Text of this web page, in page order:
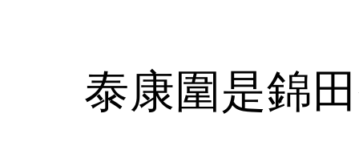
泰康圍是錦